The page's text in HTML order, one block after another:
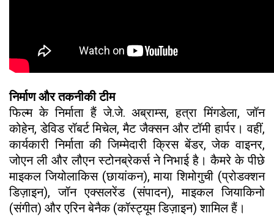
निर्माण और तकनीकी टीम
फिल्म के निर्माता हैं जे.जे. अब्राम्स, हत्रा मिंगडेला, जॉन
कोहेन, डेविड रॉबर्ट मिचेल, मैट जैक्सन और टॉमी हार्पर। वहीं,
कार्यकारी निर्माता की जिम्मेदारी क्रिस बेंडर, जेक वाइनर,
जोएन ली और लौएन स्टोनब्रेकर्स ने निभाई है। कैमरे के पीछे
माइकल जियोलाकिस (छायांकन), माया शिमोगुची (प्रोडक्शन
डिज़ाइन), जॉन एक्सलरेंड (संपादन), माइकल जियाकिनो
(संगीत) और एरिन बेनैक (कॉस्ट्यूम डिज़ाइन) शामिल हैं।